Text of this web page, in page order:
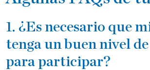
1. ¿Es necesario que
tenga un buen nivel
para participar?